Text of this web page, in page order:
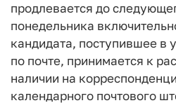
продлевается до
понедельника
кандидата, поступившее в
по почте, принимается к
наличии на
календарного почтового